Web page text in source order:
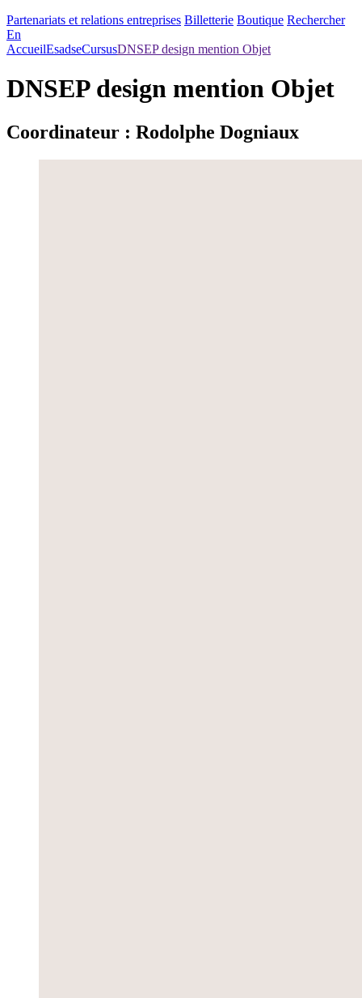
Partenariats et relations entreprises Billetterie Boutique Rechercher
En
AccueilEsadseCursusDNSEP design mention Objet
DNSEP design mention Objet
Coordinateur : Rodolphe Dogniaux